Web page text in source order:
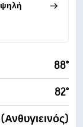
88°
82°